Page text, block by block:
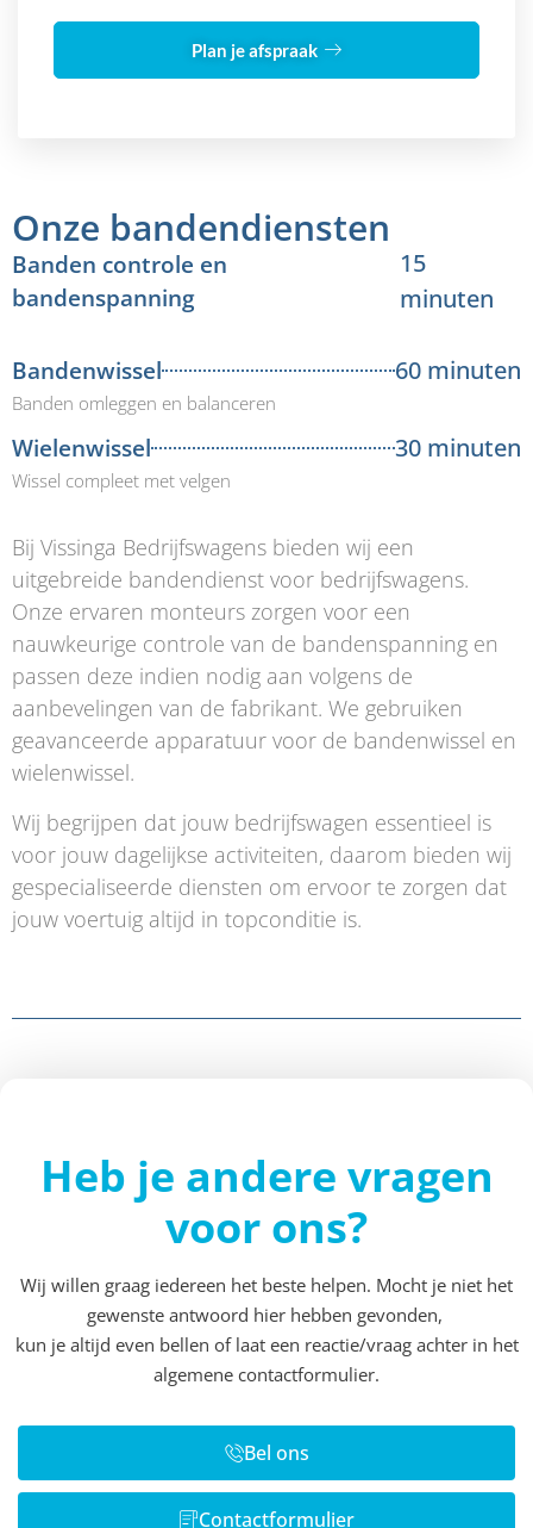
Plan je afspraak
Onze bandendiensten
Banden controle en
bandenspanning
15
minuten
Bandenwissel 60 minuten
Banden omleggen en balanceren
Wielenwissel 30 minuten
Wissel compleet met velgen
Bij Vissinga Bedrijfswagens bieden wij een
uitgebreide bandendienst voor bedrijfswagens.
Onze ervaren monteurs zorgen voor een
nauwkeurige controle van de bandenspanning en
passen deze indien nodig aan volgens de
aanbevelingen van de fabrikant. We gebruiken
geavanceerde apparatuur voor de bandenwissel en
wielenwissel.
Wij begrijpen dat jouw bedrijfswagen essentieel is
voor jouw dagelijkse activiteiten, daarom bieden wij
gespecialiseerde diensten om ervoor te zorgen dat
jouw voertuig altijd in topconditie is.
Heb je andere vragen
voor ons?
Wij willen graag iedereen het beste helpen. Mocht je niet het
gewenste antwoord hier hebben gevonden,
kun je altijd even bellen of laat een reactie/vraag achter in het
algemene contactformulier.
Bel ons
Contactformulier